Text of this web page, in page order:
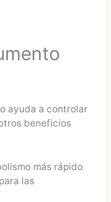
ayuda a controlar
beneficios
más rápido
las